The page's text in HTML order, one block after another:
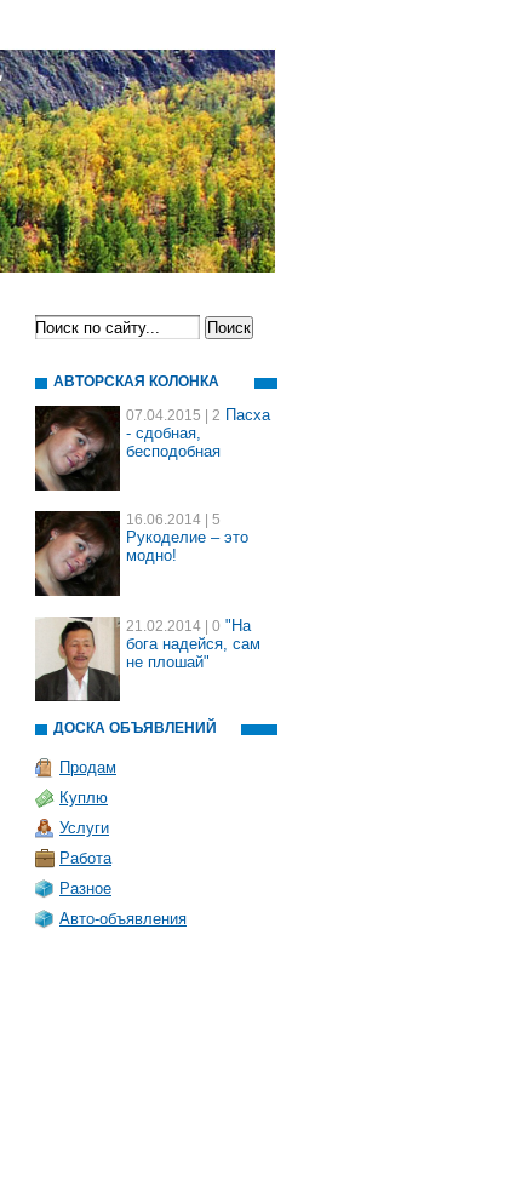
АВТОРСКАЯ КОЛОНКА
07.04.2015 | 2 Пасха
- сдобная,
бесподобная
16.06.2014 | 5
Рукоделие – это
модно!
21.02.2014 | 0 "На
бога надейся, сам
не плошай"
ДОСКА ОБЪЯВЛЕНИЙ
Продам
Куплю
Услуги
Работа
Разное
Авто-объявления